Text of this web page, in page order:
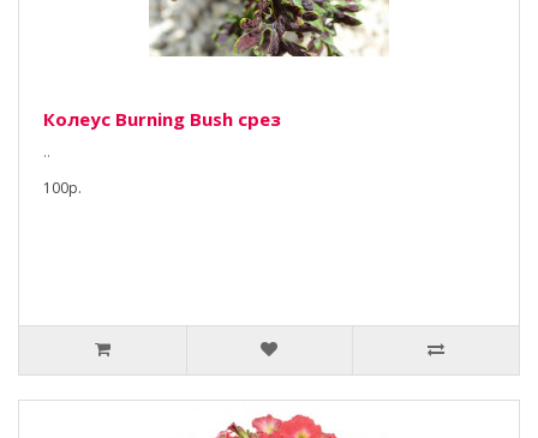
Колеус Burning Bush срез
..
100р.